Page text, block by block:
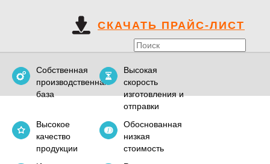
СКАЧАТЬ ПРАЙС-ЛИСТ
Собственная
производственная
база
Высокая
скорость
изготовления и
отправки
Высокое
качество
продукции
Обоснованная
низкая
стоимость